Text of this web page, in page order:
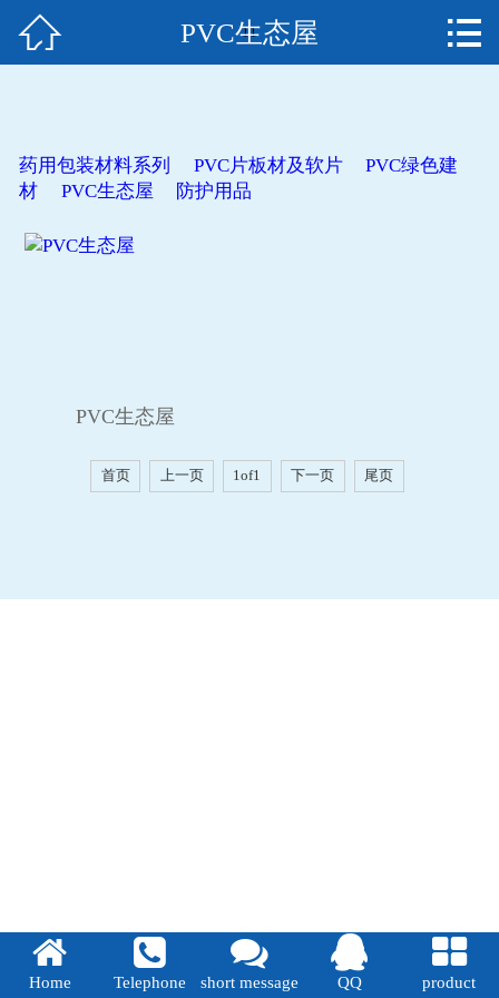
EN
 PVC生态屋 
11
药用包装材料系列 PVC片板材及软片
PVC绿色建
材
PVC生态屋 防护用品
PVC生态屋
首页 上一页 1of1 下一页 尾页
Home Telephone short message QQ product